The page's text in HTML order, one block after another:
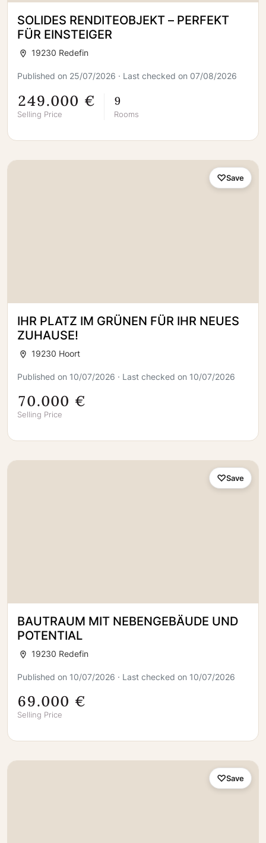
SOLIDES RENDITEOBJEKT – PERFEKT
FÜR EINSTEIGER
19230 Redefin
Published on 25/07/2026 · Last checked on 07/08/2026
249.000 €
Selling Price
9
Rooms
IHR PLATZ IM GRÜNEN FÜR IHR NEUES
ZUHAUSE!
19230 Hoort
Published on 10/07/2026 · Last checked on 10/07/2026
70.000 €
Selling Price
Save
BAUTRAUM MIT NEBENGEBÄUDE UND
POTENTIAL
19230 Redefin
Published on 10/07/2026 · Last checked on 10/07/2026
69.000 €
Selling Price
Save
Save